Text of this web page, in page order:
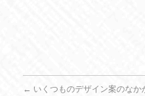
← いくつものデザイン案のなか